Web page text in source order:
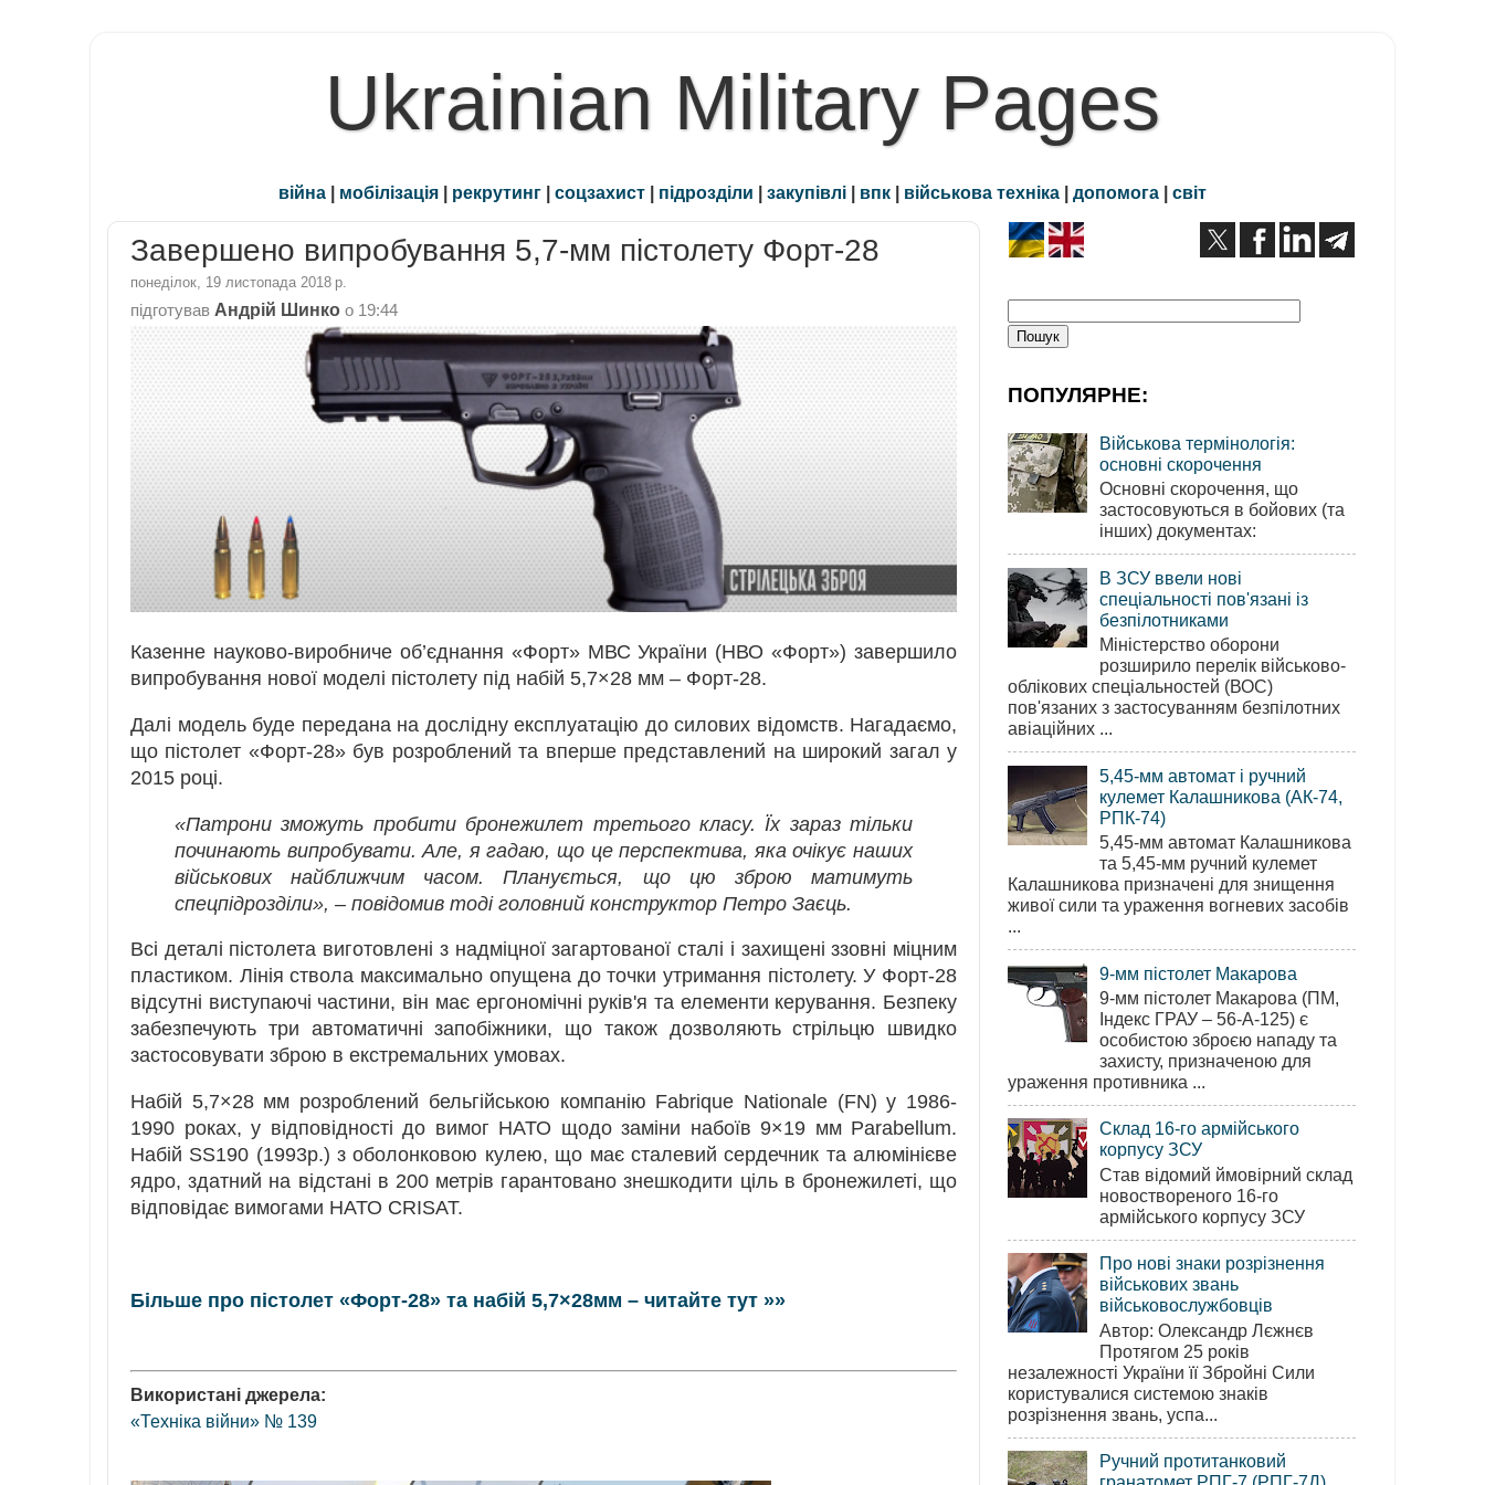
Ukrainian Military Pages
війна | мобілізація | рекрутинг | соцзахист | підрозділи | закупівлі | впк | військова техніка | допомога | світ
Завершено випробування 5,7-мм пістолету Форт-28
понеділок, 19 листопада 2018 р.
підготував Андрій Шинко о 19:44
Казенне науково-виробниче об’єднання «Форт» МВС України (НВО «Форт») завершило
випробування нової моделі пістолету під набій 5,7×28 мм – Форт-28.
Далі модель буде передана на дослідну експлуатацію до силових відомств. Нагадаємо,
що пістолет «Форт-28» був розроблений та вперше представлений на широкий загал у
2015 році.
«Патрони зможуть пробити бронежилет третього класу. Їх зараз тільки
починають випробувати. Але, я гадаю, що це перспектива, яка очікує наших
військових найближчим часом. Планується, що цю зброю матимуть
спецпідрозділи», – повідомив тоді головний конструктор Петро Заєць.
Всі деталі пістолета виготовлені з надміцної загартованої сталі і захищені ззовні міцним
пластиком. Лінія ствола максимально опущена до точки утримання пістолету. У Форт-28
відсутні виступаючі частини, він має ергономічні руків'я та елементи керування. Безпеку
забезпечують три автоматичні запобіжники, що також дозволяють стрільцю швидко
застосовувати зброю в екстремальних умовах.
Набій 5,7×28 мм розроблений бельгійською компанію Fabrique Nationale (FN) у 1986-
1990 роках, у відповідності до вимог НАТО щодо заміни набоїв 9×19 мм Parabellum.
Набій SS190 (1993р.) з оболонковою кулею, що має сталевий сердечник та алюмінієве
ядро, здатний на відстані в 200 метрів гарантовано знешкодити ціль в бронежилеті, що
відповідає вимогами НАТО CRISAT.
Більше про пістолет «Форт-28» та набій 5,7×28мм – читайте тут »»
Використані джерела:
«Техніка війни» № 139
ПОПУЛЯРНЕ:
Військова термінологія:
основні скорочення
Основні скорочення, що
застосовуються в бойових (та
інших) документах:
В ЗСУ ввели нові
спеціальності пов'язані із
безпілотниками
Міністерство оборони
розширило перелік військово-
облікових спеціальностей (ВОС)
пов'язаних з застосуванням безпілотних
авіаційних ...
5,45-мм автомат і ручний
кулемет Калашникова (АК-74,
РПК-74)
5,45-мм автомат Калашникова
та 5,45-мм ручний кулемет
Калашникова призначені для знищення
живої сили та ураження вогневих засобів
...
9-мм пістолет Макарова
9-мм пістолет Макарова (ПМ,
Індекс ГРАУ – 56-А-125) є
особистою зброєю нападу та
захисту, призначеною для
ураження противника ...
Склад 16-го армійського
корпусу ЗСУ
Став відомий ймовірний склад
новоствореного 16-го
армійського корпусу ЗСУ
Про нові знаки розрізнення
військових звань
військовослужбовців
Автор: Олександр Лєжнєв
Протягом 25 років
незалежності України її Збройні Сили
користувалися системою знаків
розрізнення звань, успа...
Ручний протитанковий